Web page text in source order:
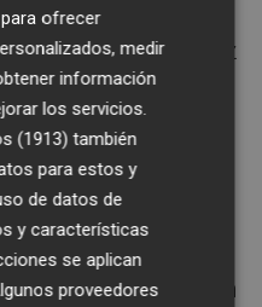
desprenderse de
pero una vez
ignorando al
por lo
el Comité
el momento de
de huelga en
ofrecer
medir
información
los servicios.
(1913) también
para estos y
de datos de
y características
se aplican
proveedores